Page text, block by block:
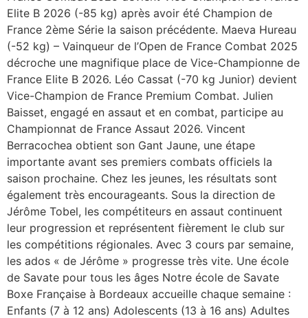
Elite B 2026 (-85 kg) après avoir été Champion de
France 2ème Série la saison précédente. Maeva Hureau
(-52 kg) – Vainqueur de l’Open de France Combat 2025
décroche une magnifique place de Vice-Championne de
France Elite B 2026. Léo Cassat (-70 kg Junior) devient
Vice-Champion de France Premium Combat. Julien
Baisset, engagé en assaut et en combat, participe au
Championnat de France Assaut 2026. Vincent
Berracochea obtient son Gant Jaune, une étape
importante avant ses premiers combats officiels la
saison prochaine. Chez les jeunes, les résultats sont
également très encourageants. Sous la direction de
Jérôme Tobel, les compétiteurs en assaut continuent
leur progression et représentent fièrement le club sur
les compétitions régionales. Avec 3 cours par semaine,
les ados « de Jérôme » progresse très vite. Une école
de Savate pour tous les âges Notre école de Savate
Boxe Française à Bordeaux accueille chaque semaine :
Enfants (7 à 12 ans) Adolescents (13 à 16 ans) Adultes